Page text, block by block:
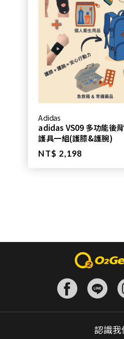
Adidas
adidas VS09 多功能後
護具一組(護膝&護腕)
NT$ 2,198
認識我